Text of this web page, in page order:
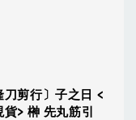
刀剪行〕子之日 <
> 榊 先丸筋引